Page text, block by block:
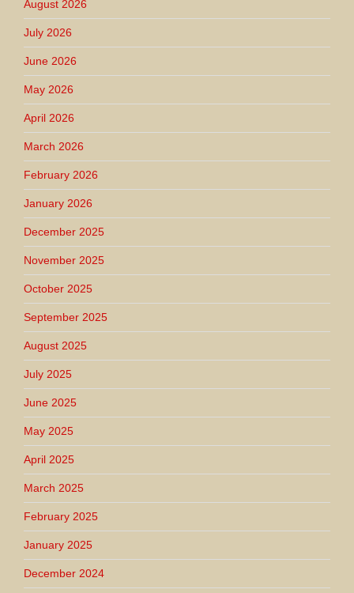
August 2026
July 2026
June 2026
May 2026
April 2026
March 2026
February 2026
January 2026
December 2025
November 2025
October 2025
September 2025
August 2025
July 2025
June 2025
May 2025
April 2025
March 2025
February 2025
January 2025
December 2024